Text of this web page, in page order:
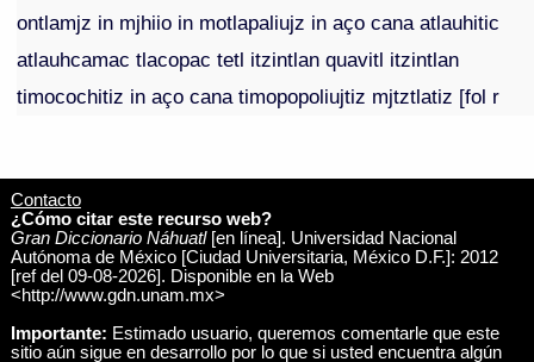
ontlamjz in mjhiio in motlapaliujz in aço cana atlauhitic
atlauhcamac tlacopac tetl itzintlan quavitl itzintlan
timocochitiz in aço cana timopopoliujtiz mjtztlatiz [fol r
Contacto
¿Cómo citar este recurso web?
Gran Diccionario Náhuatl[en línea]. Universidad Nacional
Autónoma de México [Ciudad Universitaria, México D.F.]: 2012
[ref del 09-08-2026]. Disponible en la Web
<http://www.gdn.unam.mx>
Importante: Estimado usuario, queremos comentarle que este
sitio aún sigue en desarrollo por lo que si usted encuentra algún